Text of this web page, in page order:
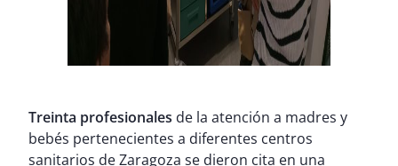
Treinta profesionales de la atención a madres y
bebés pertenecientes a diferentes centros
sanitarios de Zaragoza se dieron cita en una